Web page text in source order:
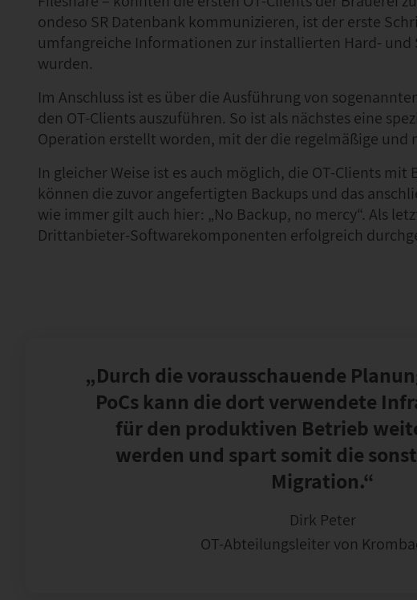
ondeso SR Datenbank kommunizieren, ist der erste
umfangreiche Informationen zur installierten Hard-
wurden.
Im Anschluss ist es über die Ausführung von
den OT-Clients auszuführen. So ist als nächstes eine
Operation erstellt worden, mit der die regelmäßige und
In gleicher Weise ist es auch möglich, die OT-Clients
können die zuvor angefertigten Backups und das
wie immer gilt auch hier: „No Backup, no mercy“. Als
Drittanbieter-Softwarekomponenten erfolgreich
„Durch die vorausschauende
PoCs kann die dort verwendete
für den produktiven Betrieb
werden und spart somit die
Migration.“
Dirk Peter
OT-Abteilungsleiter von